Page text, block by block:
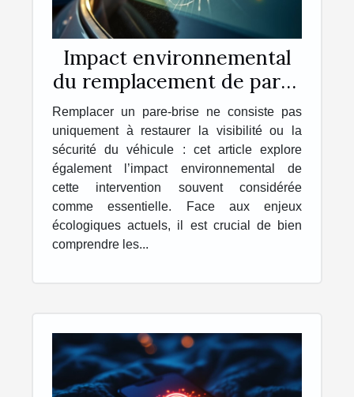
Impact environnemental
du remplacement de pare-
brise : ce qu'il faut savoir
Remplacer un pare-brise ne consiste pas
uniquement à restaurer la visibilité ou la
sécurité du véhicule : cet article explore
également l’impact environnemental de
cette intervention souvent considérée
comme essentielle. Face aux enjeux
écologiques actuels, il est crucial de bien
comprendre les...